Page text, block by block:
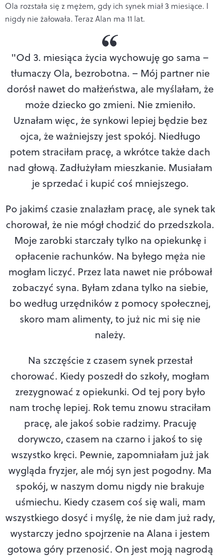
Ola rozstała się z mężem, gdy ich synek miał 3 miesiące. I
nigdy nie żałowała. Teraz Alan ma 11 lat.
"Od 3. miesiąca życia wychowuję go sama –
tłumaczy Ola, bezrobotna. – Mój partner nie
dorósł nawet do małżeństwa, ale myślałam, że
może dziecko go zmieni. Nie zmieniło.
Uznałam więc, że synkowi lepiej będzie bez
ojca, że ważniejszy jest spokój. Niedługo
potem straciłam pracę, a wkrótce także dach
nad głową. Zadłużyłam mieszkanie. Musiałam
je sprzedać i kupić coś mniejszego.
Po jakimś czasie znalazłam pracę, ale synek tak
chorował, że nie mógł chodzić do przedszkola.
Moje zarobki starczały tylko na opiekunkę i
opłacenie rachunków. Na byłego męża nie
mogłam liczyć. Przez lata nawet nie próbował
zobaczyć syna. Byłam zdana tylko na siebie,
bo według urzędników z pomocy społecznej,
skoro mam alimenty, to już nic mi się nie
należy.
Na szczęście z czasem synek przestał
chorować. Kiedy poszedł do szkoły, mogłam
zrezygnować z opiekunki. Od tej pory było
nam trochę lepiej. Rok temu znowu straciłam
pracę, ale jakoś sobie radzimy. Pracuję
dorywczo, czasem na czarno i jakoś to się
wszystko kręci. Pewnie, zapomniałam już jak
wygląda fryzjer, ale mój syn jest pogodny. Ma
spokój, w naszym domu nigdy nie brakuje
uśmiechu. Kiedy czasem coś się wali, mam
wszystkiego dosyć i myślę, że nie dam już rady,
wystarczy jedno spojrzenie na Alana i jestem
gotowa góry przenosić. On jest moją nagrodą